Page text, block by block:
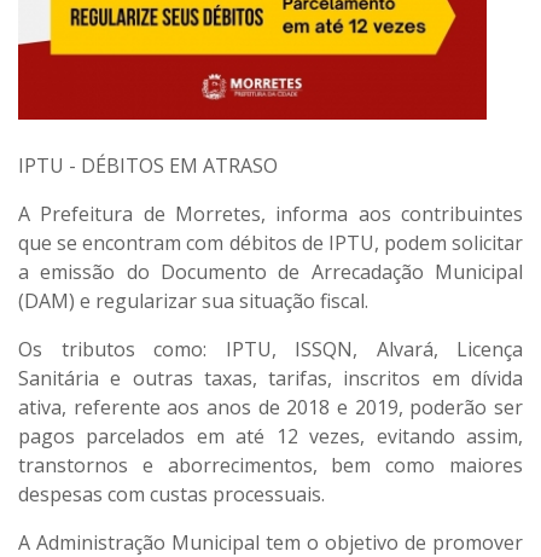
IPTU - DÉBITOS EM ATRASO
A Prefeitura de Morretes, informa aos contribuintes
que se encontram com débitos de IPTU, podem solicitar
a emissão do Documento de Arrecadação Municipal
(DAM) e regularizar sua situação fiscal.
Os tributos como: IPTU, ISSQN, Alvará, Licença
Sanitária e outras taxas, tarifas, inscritos em dívida
ativa, referente aos anos de 2018 e 2019, poderão ser
pagos parcelados em até 12 vezes, evitando assim,
transtornos e aborrecimentos, bem como maiores
despesas com custas processuais.
A Administração Municipal tem o objetivo de promover